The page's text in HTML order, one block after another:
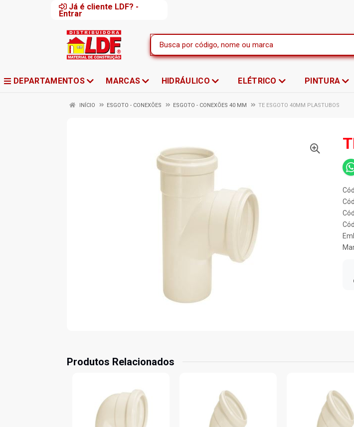
Já é cliente LDF? -
Entrar
DEPARTAMENTOS MARCAS HIDRÁULICO ELÉTRICO PINTURA
INÍCIO ESGOTO - CONEXÕES ESGOTO - CONEXÕES 40 MM TE ESGOTO 40MM PLASTUBOS
Produtos Relacionados